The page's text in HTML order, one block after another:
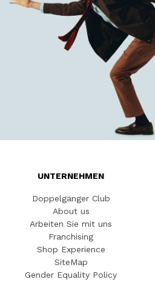
UNTERNEHMEN
Doppelgänger Club
About us
Arbeiten Sie mit uns
Franchising
Shop Experience
SiteMap
Gender Equality Policy